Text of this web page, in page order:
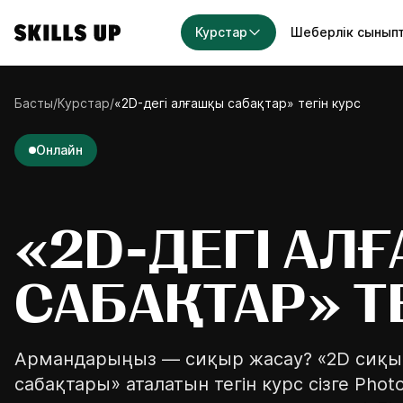
Курстар
Курстар жинақтары
курсов
салу Мини-курстар
көру
7 сұраққа
өнердегі
сай
Шеберлік
Басты/Курстар/«2D-дегі алғашқы сабақтар»‎ тегін курс
Онлайн
«2D-ДЕГІ
САБАҚТАР»‎
Армандарыңыз — сиқыр жасау? «2D
сабақтары» аталатын тегін курс сізге